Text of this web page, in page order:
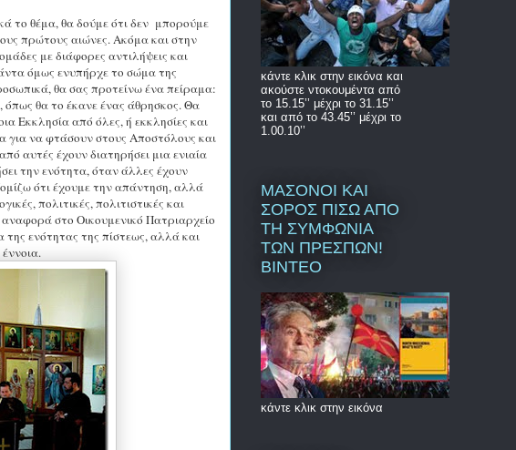
το θέμα, θα δούμε ότι δεν μπορούμε
πρώτους αιώνες. Ακόμα και στην
με διάφορες αντιλήψεις και
όμως ενυπήρχε το σώμα της
θα σας προτείνω ένα πείραμα:
θα το έκανε ένας άθρησκος. Θα
Εκκλησία από όλες, ή εκκλησίες και
για να φτάσουν στους Αποστόλους και
αυτές έχουν διατηρήσει μια ενιαία
την ενότητα, όταν άλλες έχουν
ότι έχουμε την απάντηση, αλλά
πολιτικές, πολιτιστικές και
στο Οικουμενικό Πατριαρχείο
της ενότητας της πίστεως, αλλά και
κάντε κλικ στην εικόνα και
ακούστε ντοκουμέντα από
το 15.15’’ μέχρι το 31.15’’
και από το 43.45’’ μέχρι το
1.00.10’’
ΜΑΣΟΝΟΙ ΚΑΙ
ΣΟΡΟΣ ΠΙΣΩ ΑΠΟ
ΤΗ ΣΥΜΦΩΝΙΑ
ΤΩΝ ΠΡΕΣΠΩΝ!
ΒΙΝΤΕΟ
κάντε κλικ στην εικόνα